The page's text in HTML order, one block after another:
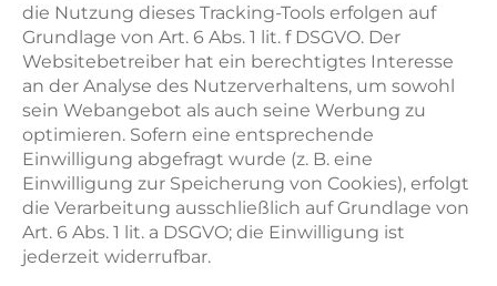
die Nutzung dieses Tracking-Tools erfolgen auf
Grundlage von Art. 6 Abs. 1 lit. f DSGVO. Der
Websitebetreiber hat ein berechtigtes Interesse
an der Analyse des Nutzerverhaltens, um sowohl
sein Webangebot als auch seine Werbung zu
optimieren. Sofern eine entsprechende
Einwilligung abgefragt wurde (z. B. eine
Einwilligung zur Speicherung von Cookies), erfolgt
die Verarbeitung ausschließlich auf Grundlage von
Art. 6 Abs. 1 lit. a DSGVO; die Einwilligung ist
jederzeit widerrufbar.